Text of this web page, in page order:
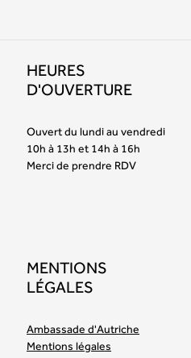
HEURES
D'OUVERTURE
Ouvert du lundi au vendredi
10h à 13h et 14h à 16h
Merci de prendre RDV
MENTIONS
LÉGALES
Ambassade d'Autriche
Mentions légales